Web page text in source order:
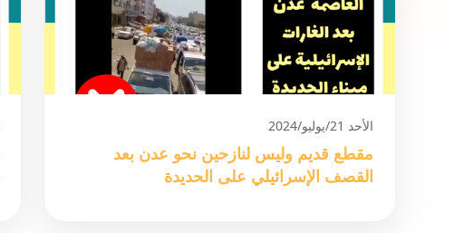
الأحد 21/يوليو/2024
مقطع قديم وليس لنازحين نحو عدن بعد
القصف الإسرائيلي على الحديدة